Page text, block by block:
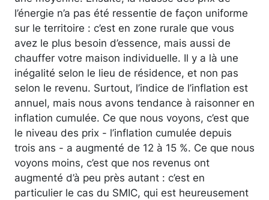
l’énergie n’a pas été ressentie de façon uniforme
sur le territoire : c’est en zone rurale que vous
avez le plus besoin d’essence, mais aussi de
chauffer votre maison individuelle. Il y a là une
inégalité selon le lieu de résidence, et non pas
selon le revenu. Surtout, l’indice de l’inflation est
annuel, mais nous avons tendance à raisonner en
inflation cumulée. Ce que nous voyons, c’est que
le niveau des prix - l’inflation cumulée depuis
trois ans - a augmenté de 12 à 15 %. Ce que nous
voyons moins, c’est que nos revenus ont
augmenté d’à peu près autant : c’est en
particulier le cas du SMIC, qui est heureusement